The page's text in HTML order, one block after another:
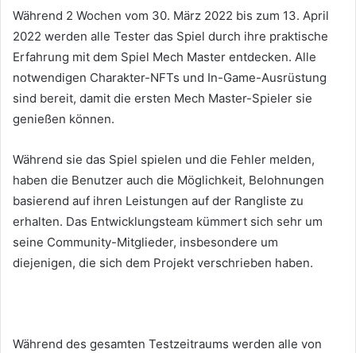
Während 2 Wochen vom 30. März 2022 bis zum 13. April
2022 werden alle Tester das Spiel durch ihre praktische
Erfahrung mit dem Spiel Mech Master entdecken. Alle
notwendigen Charakter-NFTs und In-Game-Ausrüstung
sind bereit, damit die ersten Mech Master-Spieler sie
genießen können.
Während sie das Spiel spielen und die Fehler melden,
haben die Benutzer auch die Möglichkeit, Belohnungen
basierend auf ihren Leistungen auf der Rangliste zu
erhalten. Das Entwicklungsteam kümmert sich sehr um
seine Community-Mitglieder, insbesondere um
diejenigen, die sich dem Projekt verschrieben haben.
Während des gesamten Testzeitraums werden alle von